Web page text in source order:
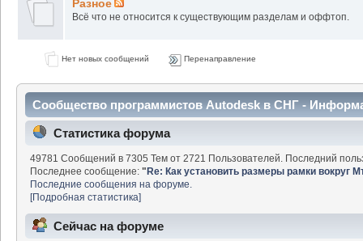
Разное
Всё что не относится к существующим разделам и оффтоп.
Нет новых сообщений Перенаправление
Сообщество программистов Autodesk в СНГ -
Статистика форума
49781 Сообщений в 7305 Тем от 2721 Пользователей. Последний
Последнее сообщение:"Re: Как установить размеры рамки вокруг
Последние сообщения на форуме.
[Подробная статистика]
Сейчас на форуме